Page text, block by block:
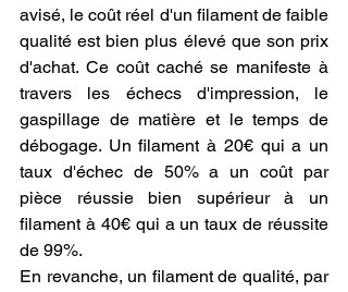
avisé, le coût réel d'un filament de faible
qualité est bien plus élevé que son prix
d'achat. Ce coût caché se manifeste à
travers les échecs d'impression, le
gaspillage de matière et le temps de
débogage. Un filament à 20€ qui a un
taux d'échec de 50% a un coût par
pièce réussie bien supérieur à un
filament à 40€ qui a un taux de réussite
de 99%.
En revanche, un filament de qualité, par